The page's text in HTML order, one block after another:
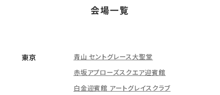
会場一覧
東京
青山 セントグレース大聖堂
赤坂アプローズスクエア迎賓館
白金迎賓館 アートグレイスクラブ